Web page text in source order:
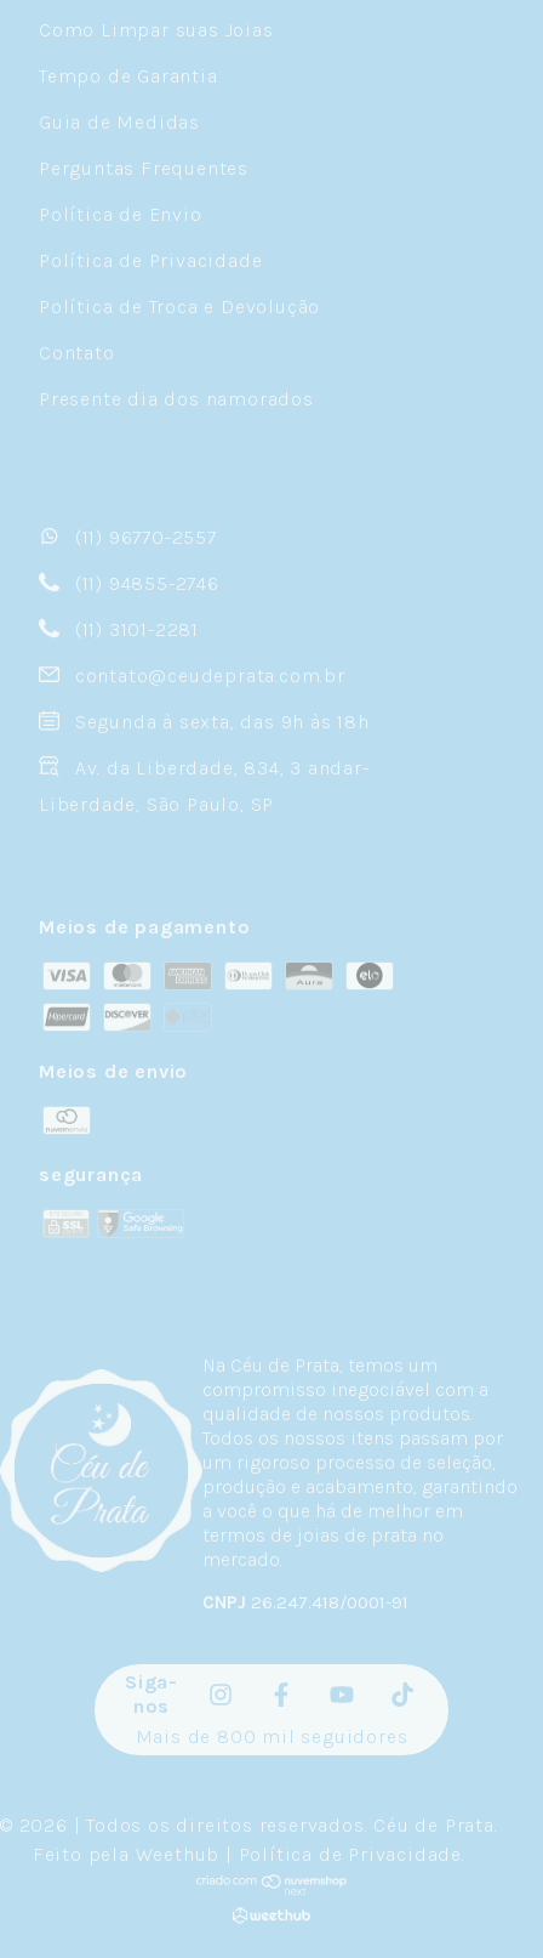
Na Céu de Prata, temos um
compromisso inegociável com a
qualidade de nossos produtos.
Todos os nossos itens passam por
um rigoroso processo de seleção,
produção e acabamento, garantindo
a você o que há de melhor em
termos de joias de prata no
mercado.
CNPJ 26.247.418/0001-91
Como Limpar suas Joias
Tempo de Garantia
Guia de Medidas
Perguntas Frequentes
Política de Envio
Política de Privacidade
Política de Troca e Devolução
Contato
Presente dia dos namorados
(11) 96770-2557
(11) 94855-2746
(11) 3101-2281
contato@ceudeprata.com.br
Segunda à sexta, das 9h às 18h
Av. da Liberdade, 834, 3 andar-
Liberdade, São Paulo, SP
Meios de pagamento
Meios de envio
segurança
Siga-
nos
Mais de 800 mil seguidores
© 2026 | Todos os direitos reservados. Céu de Prata
Feito pela Weethub | Política de Privacidade